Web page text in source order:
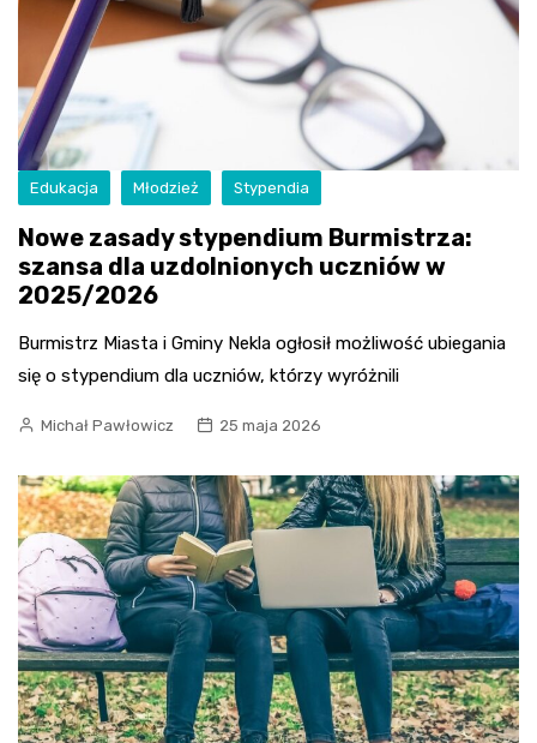
Edukacja Młodzież Stypendia
Nowe zasady stypendium Burmistrza:
szansa dla uzdolnionych uczniów w
2025/2026
Burmistrz Miasta i Gminy Nekla ogłosił możliwość ubiegania
się o stypendium dla uczniów, którzy wyróżnili
Michał Pawłowicz 25 maja 2026